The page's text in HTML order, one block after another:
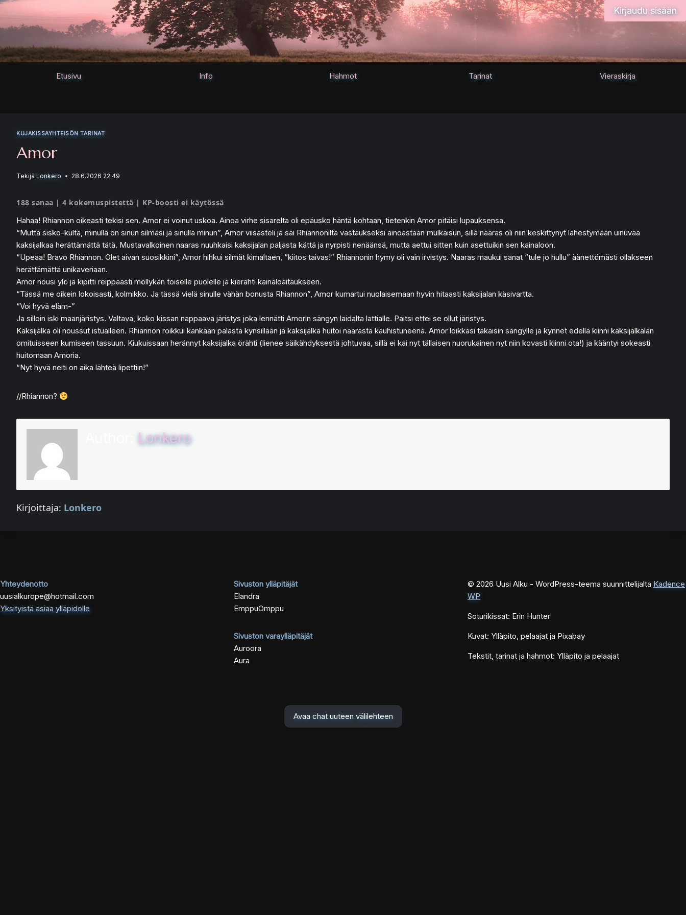
Siirry
sisältöön
Kirjaudu sisään
Etusivu Info Hahmot Tarinat Vieraskirja
KUJAKISSAYHTEISÖN TARINAT
Amor
Tekijä Lonkero 28.6.2026 22:49
188 sanaa | 4 kokemuspistettä | KP-boosti ei käytössä
Hahaa! Rhiannon oikeasti tekisi sen. Amor ei voinut uskoa. Ainoa virhe sisarelta oli epäusko häntä kohtaan, tietenkin Amor pitäisi lupauksensa.
“Mutta sisko-kulta, minulla on sinun silmäsi ja sinulla minun”, Amor viisasteli ja sai Rhiannonilta vastaukseksi ainoastaan mulkaisun, sillä naaras oli niin keskittynyt lähestymään uinuvaa
kaksijalkaa herättämättä tätä. Mustavalkoinen naaras nuuhkaisi kaksijalan paljasta kättä ja nyrpisti nenäänsä, mutta aettui sitten kuin asettuikin sen kainaloon.
“Upeaa! Bravo Rhiannon. Olet aivan suosikkini”, Amor hihkui silmät kimaltaen, “kiitos taivas!” Rhiannonin hymy oli vain irvistys. Naaras maukui sanat “tule jo hullu” äänettömästi ollakseen
herättämättä unikaveriaan.
Amor nousi ylö ja kipitti reippaasti möllykän toiselle puolelle ja kierähti kainaloaitaukseen.
“Tässä me oikein lokoisasti, kolmikko. Ja tässä vielä sinulle vähän bonusta Rhiannon”, Amor kumartui nuolaisemaan hyvin hitaasti kaksijalan käsivartta.
“Voi hyvä eläm-”
Ja silloin iski maanjäristys. Valtava, koko kissan nappaava järistys joka lennätti Amorin sängyn laidalta lattialle. Paitsi ettei se ollut järistys.
Kaksijalka oli noussut istualleen. Rhiannon roikkui kankaan palasta kynsillään ja kaksijalka huitoi naarasta kauhistuneena. Amor loikkasi takaisin sängylle ja kynnet edellä kiinni kaksijalkalan
omituisseen kumiseen tassuun. Kiukuissaan herännyt kaksijalka örähti (lienee säikähdyksestä johtuvaa, sillä ei kai nyt tällaisen nuorukainen nyt niin kovasti kiinni ota!) ja kääntyi sokeasti
huitomaan Amoria.
“Nyt hyvä neiti on aika lähteä lipettiin!”
//Rhiannon?
Lonkero
Kirjoittaja: Lonkero
Yhteydenotto
uusialkurope@hotmail.com
Yksityistä asiaa ylläpidolle
Sivuston ylläpitäjät
Elandra
EmppuOmppu
Sivuston varaylläpitäjät
Auroora
Aura
© 2026 Uusi Alku - WordPress-teema suunnittelijalta Kadence
WP
Soturikissat: Erin Hunter
Kuvat: Ylläpito, pelaajat ja Pixabay
Tekstit, tarinat ja hahmot: Ylläpito ja pelaajat
Avaa chat uuteen välilehteen